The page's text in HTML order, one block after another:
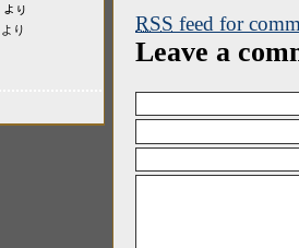
より
より
RSS feed for
Leave a